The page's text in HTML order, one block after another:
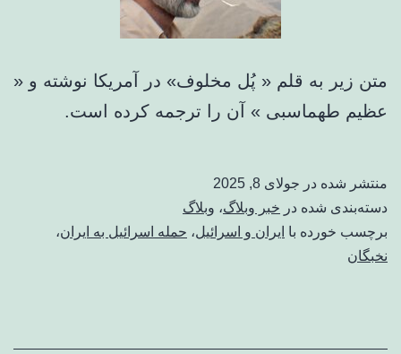
متن زیر به قلم « پُل مخلوف» در آمریکا نوشته و «
عظیم طهماسبی » آن را ترجمه کرده است.
منتشر شده در جولای 8, 2025
دسته‌بندی شده در خبر وبلاگ، وبلاگ
برچسب خورده با ایران و اسرائیل، حمله اسرائیل به ایران،
نخبگان